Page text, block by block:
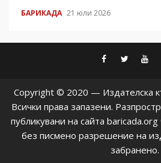
БАРИКАДА 21 юли 2026
Copyright © 2020 — Издателска
Всички права запазени.
публикувани на сайта
без писмено разрешение на
забранено.